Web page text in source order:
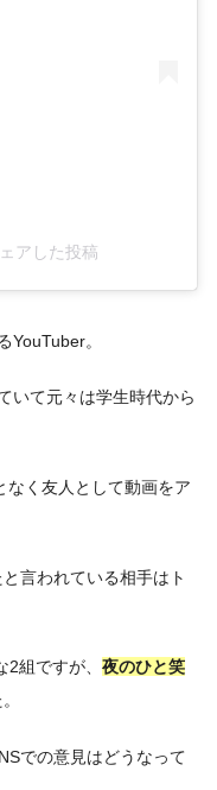
アした投稿
YouTuber。
いて元々は学生時代から
なく友人として動画をア
言われている相手はト
組ですが、 夜のひと笑
での意見はどうなって